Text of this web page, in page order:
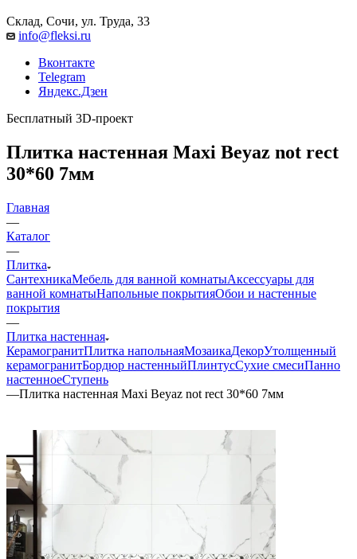
Склад, Сочи, ул. Труда, 33
info@fleksi.ru
Вконтакте
Telegram
Яндекс.Дзен
Бесплатный 3D-проект
Плитка настенная Maxi Beyaz not rect
30*60 7мм
Главная
—
Каталог
—
Плитка
СантехникаМебель для ванной комнатыАксессуары для
ванной комнатыНапольные покрытияОбои и настенные
покрытия
—
Плитка настенная
КерамогранитПлитка напольнаяМозаикаДекорУтолщенный
керамогранитБордюр настенныйПлинтусСухие смесиПанно
настенноеСтупень
—Плитка настенная Maxi Beyaz not rect 30*60 7мм